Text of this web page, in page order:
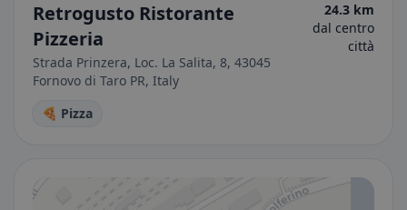
Retrogusto Ristorante
Pizzeria
Strada Prinzera, Loc. La Salita, 8, 43045
Fornovo di Taro PR, Italy
24.3 km
dal centro
città
🍕 Pizza